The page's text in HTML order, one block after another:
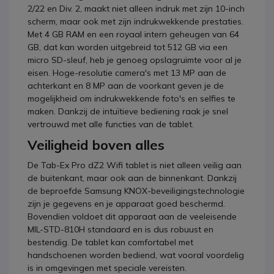
2/22 en Div. 2, maakt niet alleen indruk met zijn 10-inch
scherm, maar ook met zijn indrukwekkende prestaties.
Met 4 GB RAM en een royaal intern geheugen van 64
GB, dat kan worden uitgebreid tot 512 GB via een
micro SD-sleuf, heb je genoeg opslagruimte voor al je
eisen. Hoge-resolutie camera's met 13 MP aan de
achterkant en 8 MP aan de voorkant geven je de
mogelijkheid om indrukwekkende foto's en selfies te
maken. Dankzij de intuïtieve bediening raak je snel
vertrouwd met alle functies van de tablet.
Veiligheid boven alles
De Tab-Ex Pro dZ2 Wifi tablet is niet alleen veilig aan
de buitenkant, maar ook aan de binnenkant. Dankzij
de beproefde Samsung KNOX-beveiligingstechnologie
zijn je gegevens en je apparaat goed beschermd.
Bovendien voldoet dit apparaat aan de veeleisende
MIL-STD-810H standaard en is dus robuust en
bestendig. De tablet kan comfortabel met
handschoenen worden bediend, wat vooral voordelig
is in omgevingen met speciale vereisten.